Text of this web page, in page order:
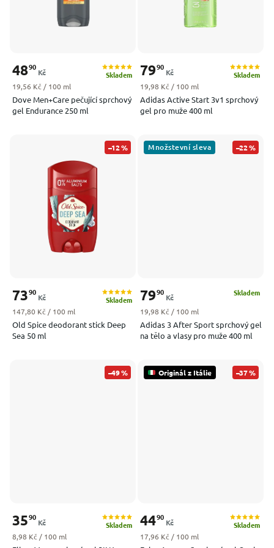
Sagrotan
Scholl
Syoss 1
Tesori d'Oriente
Vidal
Dove Men+Care pečující sprchový
gel Endurance 250 ml
Skladem
4890
Kč
Měrná cena:
19,56 Kč / 100 ml
Adidas Active Start 3v1 sprchový
gel pro muže 400 ml
Skladem
7990
Kč
Měrná cena:
19,98 Kč / 100 ml
–12 %
Old Spice deodorant stick Deep
Sea 50 ml
Skladem
7390
Kč
Měrná cena:
147,80 Kč / 100 ml
Množstevní sleva –22 %
Adidas 3 After Sport sprchový gel
na tělo a vlasy pro muže 400 ml
Skladem
7990
Kč
Měrná cena:
19,98 Kč / 100 ml
–49 %
Skladem
3590
Kč
Měrná cena:
8,98 Kč / 100 ml
Originál z Itálie –37 %
Skladem
4490
Kč
Měrná cena:
17,96 Kč / 100 ml